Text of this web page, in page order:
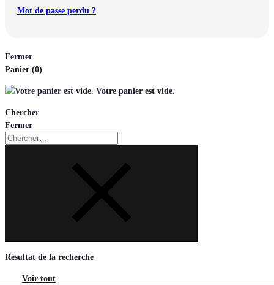
Mot de passe perdu ?
Fermer
Panier (0)
Votre panier est vide.
Chercher
Fermer
Chercher
Résultat de la recherche
Voir tout